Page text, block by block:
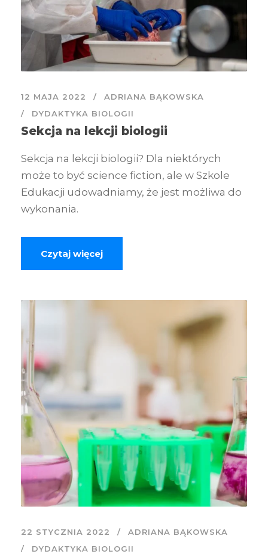
12 MAJA 2022
ADRIANA BĄKOWSKA
DYDAKTYKA BIOLOGII
Sekcja na lekcji biologii
Sekcja na lekcji biologii? Dla niektórych
może to być science fiction, ale w Szkole
Edukacji udowadniamy, że jest możliwa do
wykonania.
Czytaj więcej
22 STYCZNIA 2022
ADRIANA BĄKOWSKA
DYDAKTYKA BIOLOGII